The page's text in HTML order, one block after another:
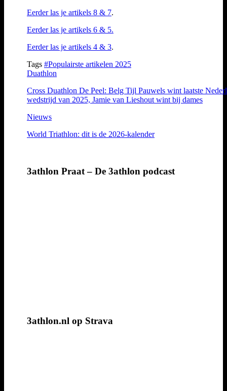
Eerder las je artikels 8 & 7.
Eerder las je artikels 6 & 5.
Eerder las je artikels 4 & 3.
Tags #Populairste artikelen 2025
Duathlon
Cross Duathlon De Peel: Belg Tijl Pauwels wint laatste
wedstrijd van 2025, Jamie van Lieshout wint bij dames
Nieuws
World Triathlon: dit is de 2026-kalender
3athlon Praat – De 3athlon podcast
3athlon.nl op Strava